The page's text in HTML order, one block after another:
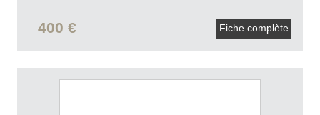
400 € Fiche complète